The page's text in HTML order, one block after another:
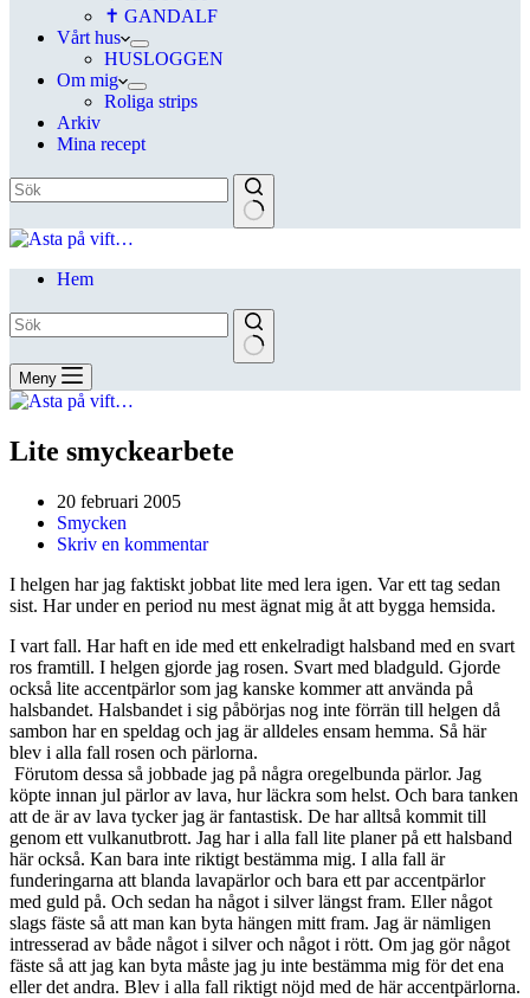
✝ GANDALF
Vårt hus
HUSLOGGEN
Om mig
Roliga strips
Arkiv
Mina recept
Hem
Meny
Lite smyckearbete
20 februari 2005
Smycken
Skriv en kommentar
I helgen har jag faktiskt jobbat lite med lera igen. Var ett tag sedan
sist. Har under en period nu mest ägnat mig åt att bygga hemsida.
I vart fall. Har haft en ide med ett enkelradigt halsband med en svart
ros framtill. I helgen gjorde jag rosen. Svart med bladguld. Gjorde
också lite accentpärlor som jag kanske kommer att använda på
halsbandet. Halsbandet i sig påbörjas nog inte förrän till helgen då
sambon har en speldag och jag är alldeles ensam hemma. Så här
blev i alla fall rosen och pärlorna.
Förutom dessa så jobbade jag på några oregelbunda pärlor. Jag
köpte innan jul pärlor av lava, hur läckra som helst. Och bara tanken
att de är av lava tycker jag är fantastisk. De har alltså kommit till
genom ett vulkanutbrott. Jag har i alla fall lite planer på ett halsband
här också. Kan bara inte riktigt bestämma mig. I alla fall är
funderingarna att blanda lavapärlor och bara ett par accentpärlor
med guld på. Och sedan ha något i silver längst fram. Eller något
slags fäste så att man kan byta hängen mitt fram. Jag är nämligen
intresserad av både något i silver och något i rött. Om jag gör något
fäste så att jag kan byta måste jag ju inte bestämma mig för det ena
eller det andra. Blev i alla fall riktigt nöjd med de här accentpärlorna.